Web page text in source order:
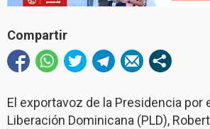
Compartir
El exportavoz de la Presidencia por
Liberación Dominicana (PLD),